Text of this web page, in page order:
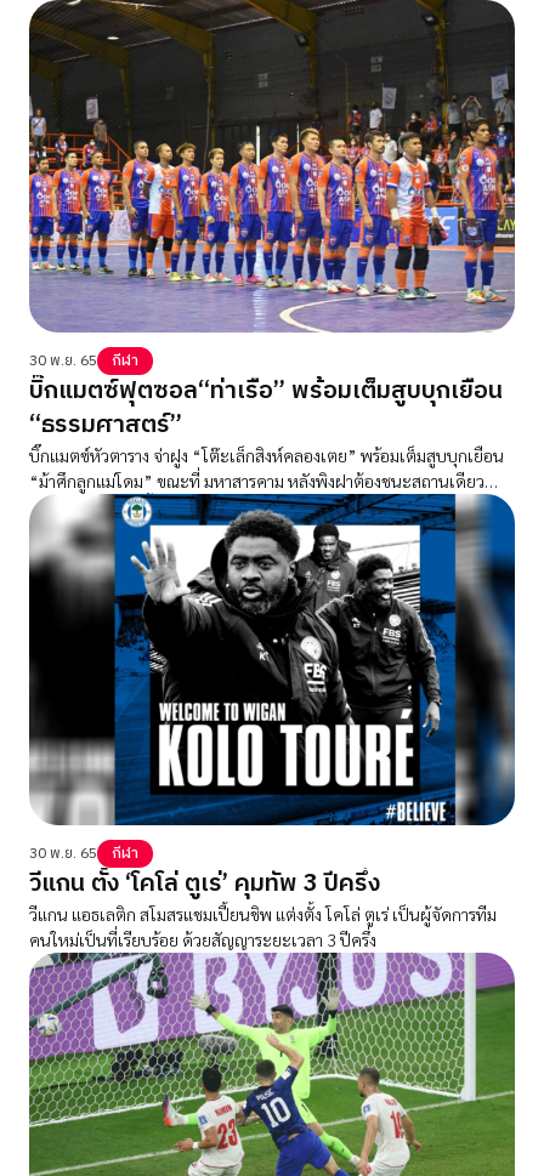
ย้ายสลับขั้วไป บีจี ปทุม ฯ
30 พ.ย. 65 กีฬา
บิ๊กแมตซ์ฟุตซอล“ท่าเรือ” พร้อมเต็มสูบบุกเยือน
“ธรรมศาสตร์”
บิ๊กแมตซ์หัวตาราง จ่าฝูง “โต๊ะเล็กสิงห์คลองเตย” พร้อมเต็มสูบบุกเยือน
“ม้าศึกลูกแม่โดม” ขณะที่ มหาสารคาม หลังพิงฝาต้องชนะสถานเดียว
หากแพ้จะร่วงตกชั้นทีมแรกฟุตซอลไทยลีก
30 พ.ย. 65 กีฬา
วีแกน ตั้ง ‘โคโล่ ตูเร่’ คุมทัพ 3 ปีครึ่ง
วีแกน แอธเลติก สโมสรแชมเปี้ยนชิพ แต่งตั้ง โคโล่ ตูเร่ เป็นผู้จัดการทีม
คนใหม่เป็นที่เรียบร้อย ด้วยสัญญาระยะเวลา 3 ปีครึ่ง